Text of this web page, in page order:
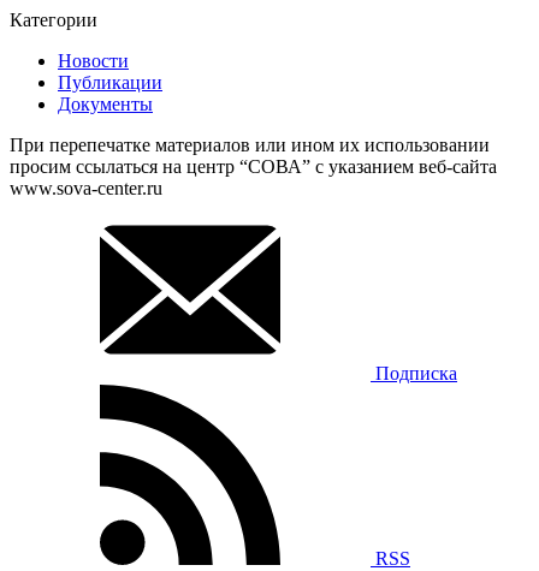
Категории
Новости
Публикации
Документы
При перепечатке материалов или ином их использовании
просим ссылаться на центр “СОВА” с указанием веб-сайта
www.sova-center.ru
Подписка
RSS